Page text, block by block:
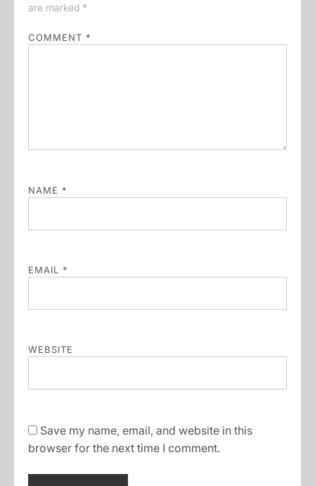
are marked *
COMMENT *
NAME *
EMAIL *
WEBSITE
Save my name, email, and website in this
browser for the next time I comment.